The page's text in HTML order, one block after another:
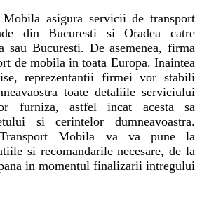
asigura servicii de transport
din Bucuresti si Oradea catre
sau Bucuresti. De asemenea, firma
de mobila in toata Europa. Inaintea
reprezentantii firmei vor stabili
toate detaliile serviciului
furniza, astfel incat acesta sa
si cerintelor dumneavoastra.
Mobila va va pune la
si recomandarile necesare, de la
in momentul finalizarii intregului